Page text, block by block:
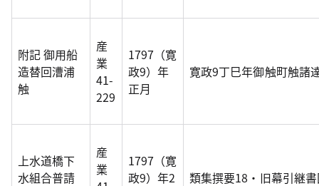
附記 御用船
造替回漕浦
触
産
業
41-
229
1797（寛
政9）年
正月
寛政9丁巳年御触町触諸
上水道橋下
水組合普請
産
業
1797（寛
政9）年2
類集撰要18・旧幕引継